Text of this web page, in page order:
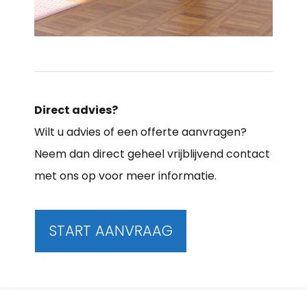
Direct advies?
Wilt u advies of een offerte aanvragen?
Neem dan direct geheel vrijblijvend contact
met ons op voor meer informatie.
START AANVRAAG